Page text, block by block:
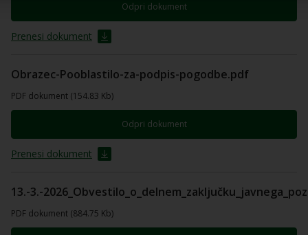
Odpri dokument
Prenesi dokument
Obrazec-Pooblastilo-za-podpis-pogodbe.pdf
PDF dokument (154.83 Kb)
Odpri dokument
Prenesi dokument
13.-3.-
PDF dokument (884.75 Kb)